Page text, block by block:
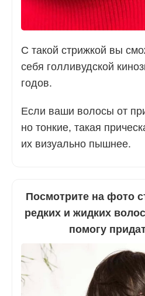
С такой стрижкой вы
себя голливудской
годов.
Если ваши волосы от
но тонкие, такая
их визуально пышнее.
Посмотрите на фото
редких и жидких
помогу